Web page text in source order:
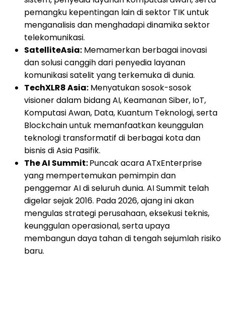
pemangku kepentingan lain di sektor TIK untuk
menganalisis dan menghadapi dinamika sektor
telekomunikasi.
SatelliteAsia: Memamerkan berbagai inovasi
dan solusi canggih dari penyedia layanan
komunikasi satelit yang terkemuka di dunia.
TechXLR8 Asia: Menyatukan sosok-sosok
visioner dalam bidang AI, Keamanan Siber, IoT,
Komputasi Awan, Data, Kuantum Teknologi, serta
Blockchain untuk memanfaatkan keunggulan
teknologi transformatif di berbagai kota dan
bisnis di Asia Pasifik.
The AI Summit:Puncak acara ATxEnterprise
yang mempertemukan pemimpin dan
penggemar AI di seluruh dunia. AI Summit telah
digelar sejak 2016. Pada 2026, ajang ini akan
mengulas strategi perusahaan, eksekusi teknis,
keunggulan operasional, serta upaya
membangun daya tahan di tengah sejumlah risiko
baru.